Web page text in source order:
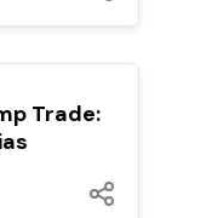
POPULARES
Trade: